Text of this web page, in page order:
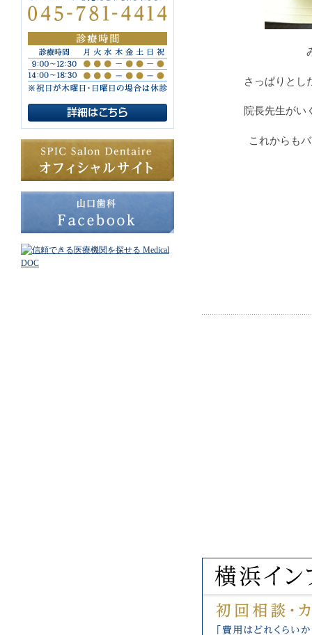
さっぱりとし
院長先生がい
これからも